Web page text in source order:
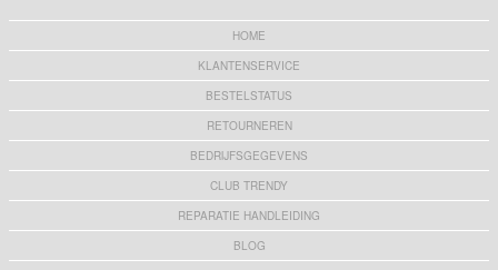
HOME
KLANTENSERVICE
BESTELSTATUS
RETOURNEREN
BEDRIJFSGEGEVENS
CLUB TRENDY
REPARATIE HANDLEIDING
BLOG